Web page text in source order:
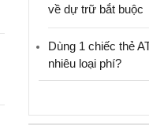
về dự trữ bắt buộc
Dùng 1 chiếc thẻ
nhiêu loại phí?